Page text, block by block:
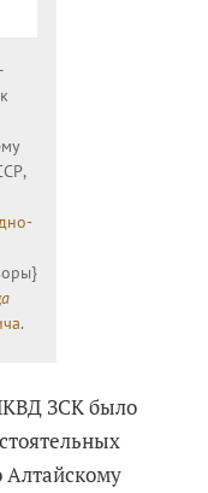
.
ЗСК было